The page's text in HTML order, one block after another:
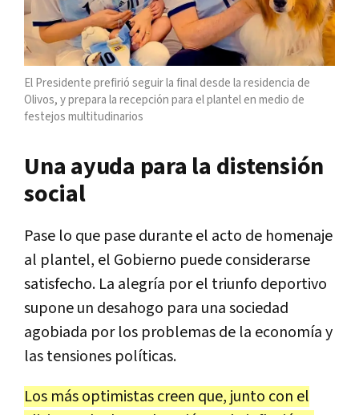
El Presidente prefirió seguir la final desde la residencia de
Olivos, y prepara la recepción para el plantel en medio de
festejos multitudinarios
Una ayuda para la distensión
social
Pase lo que pase durante el acto de homenaje
al plantel, el Gobierno puede considerarse
satisfecho. La alegría por el triunfo deportivo
supone un desahogo para una sociedad
agobiada por los problemas de la economía y
las tensiones políticas.
Los más optimistas creen que, junto con el